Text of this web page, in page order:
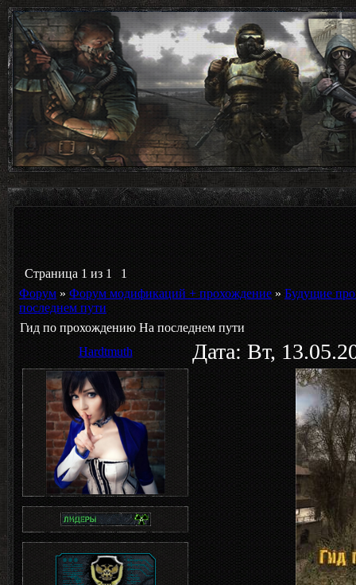
Страница 1 из 1
1
Форум » Форум модификаций + прохождение » Будущие
последнем пути
Гид по прохождению На последнем пути
Hardtmuth
Дата: Вт,